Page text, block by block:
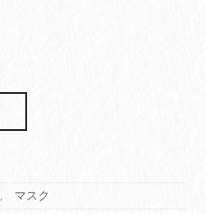
, マスク